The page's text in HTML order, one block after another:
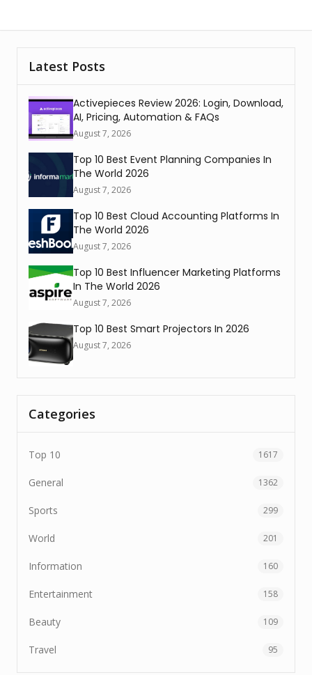
Latest Posts
Activepieces Review 2026: Login, Download,
AI, Pricing, Automation & FAQs
August 7, 2026
Top 10 Best Event Planning Companies In
The World 2026
August 7, 2026
Top 10 Best Cloud Accounting Platforms In
The World 2026
August 7, 2026
Top 10 Best Influencer Marketing Platforms
In The World 2026
August 7, 2026
Top 10 Best Smart Projectors In 2026
August 7, 2026
Categories
Top 10 1617
General 1362
Sports 299
World 201
Information 160
Entertainment 158
Beauty 109
Travel 95